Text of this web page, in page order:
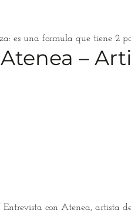
es una formula que tiene 2
–
Entrevista con Atenea,